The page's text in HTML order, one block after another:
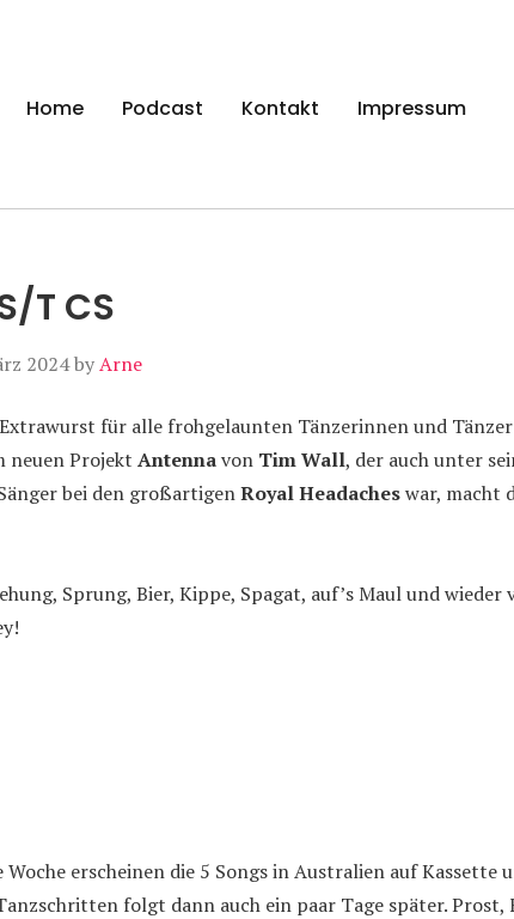
Home Podcast Kontakt Impressum
T CS
2024byArne
für alle frohgelaunten Tänzerinnen und Tänzer
neuen Projekt Antennavon Tim Wall, der auch unter
bei den großartigenRoyal Headacheswar, macht
Sprung, Bier, Kippe, Spagat, auf’s Maul und wieder
Woche erscheinen die 5 Songs in Australien auf Kassette
folgt dann auch ein paar Tage später. Prost,